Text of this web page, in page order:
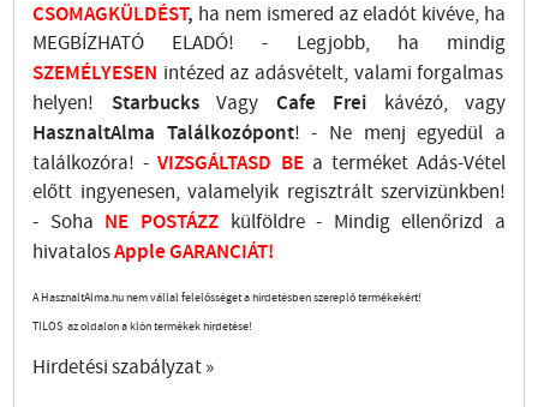
CSOMAGKÜLDÉST, ha nem ismered az eladót kivéve, ha
MEGBÍZHATÓ ELADÓ! - Legjobb, ha mindig
SZEMÉLYESEN intézed az adásvételt, valami forgalmas
helyen! StarbucksVagy Cafe Frei kávézó, vagy
HasznaltAlma Találkozópont! - Ne menj egyedül a
találkozóra! - VIZSGÁLTASD BEa terméket Adás-Vétel
előtt ingyenesen, valamelyik regisztrált szervizünkben!
- Soha NE POSTÁZZ külföldre- Mindig ellenőrizd a
hivatalosApple GARANCIÁT!
A HasznaltAlma.hu nem vállal felelősséget a hirdetésben szereplő termékekért!
TILOS az oldalon a klón termékek hirdetése!
Hirdetési szabályzat »